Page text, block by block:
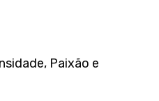
Paixão e